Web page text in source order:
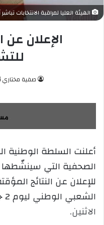
الهيئة العليا لمراقبة الانتخابات
الإعلان عن
صفية مختاري
أعلنت السلطة الوطنية
الصحفية التي سينشّطها
للإعلان عن النتائج
الاثنين.